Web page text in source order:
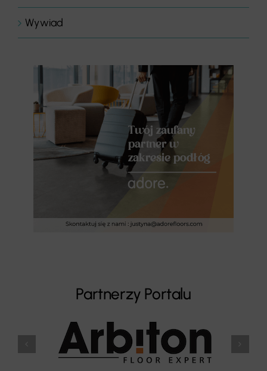
Wywiad
Partnerzy Portalu